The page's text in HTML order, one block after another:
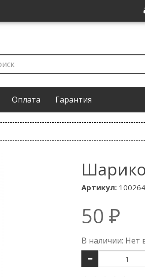
Оплата Гарантия
Артикул:
50 ₽
В наличии: Нет